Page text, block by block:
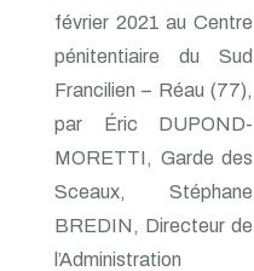
février 2021 au Centre
pénitentiaire du Sud
Francilien – Réau (77),
par Éric DUPOND-
MORETTI, Garde des
Sceaux, Stéphane
BREDIN, Directeur de
l’Administration